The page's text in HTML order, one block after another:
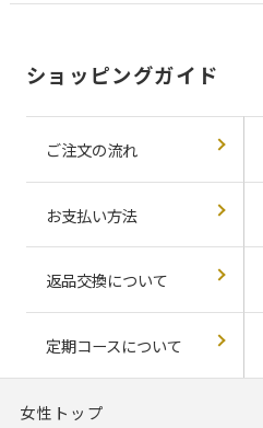
ショッピングガイド
ご注文の流れ
お支払い方法
返品交換について
定期コースについて
女性トップ